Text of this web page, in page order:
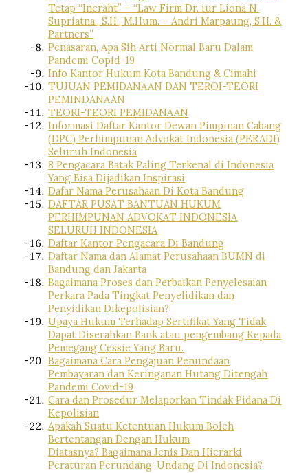
Tetap “Incraht” – “Law Firm Dr. iur Liona N.
Supriatna., S.H., M.Hum. – Andri Marpaung, S.H. &
Partners”
Penasaran, Apa Sih Arti Normal Baru Dalam
Pandemi Copid-19
Info Kantor Hukum Kota Bandung & Cimahi
TUJUAN PEMIDANAAN DAN TEROI-TEORI
PEMINDANAAN
TEORI-TEORI PEMIDANAAN
Informasi Daftar Kantor Dewan Pimpinan Cabang
(DPC) Perhimpunan Advokat Indonesia (PERADI)
Seluruh Indonesia
8 Pengacara Batak Paling Terkenal di Indonesia
Yang Bisa Dijadikan Inspirasi
Dafar Nama Perusahaan Di Kota Bandung
DAFTAR PUSAT BANTUAN HUKUM
PERHIMPUNAN ADVOKAT INDONESIA
SELURUH INDONESIA
Daftar Kantor Pengacara Di Bandung
Daftar Nama dan Alamat Perusahaan BUMN di
Bandung dan Jakarta
Bagaimana Proses dan Perbaikan Penyelesaian
Perkara Pada Tingkat Penyelidikan dan
Penyidikan Dikepolisian?
Upaya Hukum Terhadap Sertifikat Yang Tidak
Dapat Diserahkan Bank atau pengembang Kepada
Pemegang Cessie Yang Baru.
Bagaimana Cara Pengajuan Penundaan
Pembayaran dan Keringanan Hutang Ditengah
Pandemi Covid-19
Cara dan Prosedur Melaporkan Tindak Pidana Di
Kepolisian
Apakah Suatu Ketentuan Hukum Boleh
Bertentangan Dengan Hukum
Diatasnya? Bagaimana Jenis Dan Hierarki
Peraturan Perundang-Undang Di Indonesia?